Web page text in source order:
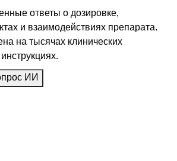
ответы о дозировке,
и взаимодействиях препарата.
на тысячах клинических
ИИ